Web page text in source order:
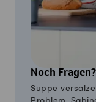
Noch Fragen?
Suppe